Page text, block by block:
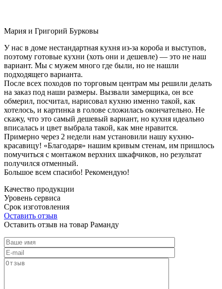
Мария и Григорий Бурковы
У нас в доме нестандартная кухня из-за короба и выступов,
поэтому готовые кухни (хоть они и дешевле) — это не наш
вариант. Мы с мужем много где были, но не нашли
подходящего варианта.
После всех походов по торговым центрам мы решили делать
на заказ под наши размеры. Вызвали замерщика, он все
обмерил, посчитал, нарисовал кухню именно такой, как
хотелось, и картинка в голове сложилась окончательно. Не
скажу, что это самый дешевый вариант, но кухня идеально
вписалась и цвет выбрала такой, как мне нравится.
Примерно через 2 недели нам установили нашу кухню-
красавицу! «Благодаря» нашим кривым стенам, им пришлось
помучиться с монтажом верхних шкафчиков, но результат
получился отменный.
Большое всем спасибо! Рекомендую!
Качество продукции
Уровень сервиса
Срок изготовления
Оставить отзыв
Оставить отзыв на товар Раманду